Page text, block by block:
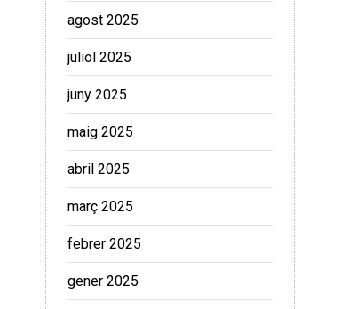
agost 2025
juliol 2025
juny 2025
maig 2025
abril 2025
març 2025
febrer 2025
gener 2025